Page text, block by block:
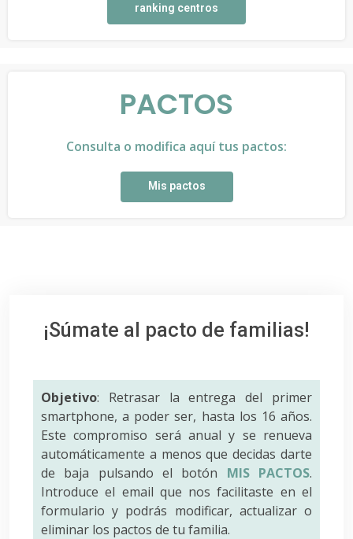
ranking centros
PACTOS
Consulta o modifica aquí tus pactos:
Mis pactos
¡Súmate al pacto de familias!
Objetivo: Retrasar la entrega del primer
smartphone, a poder ser, hasta los 16 años.
Este compromiso será anual y se renueva
automáticamente a menos que decidas darte
de baja pulsando el botón MIS PACTOS.
Introduce el email que nos facilitaste en el
formulario y podrás modificar, actualizar o
eliminar los pactos de tu familia.